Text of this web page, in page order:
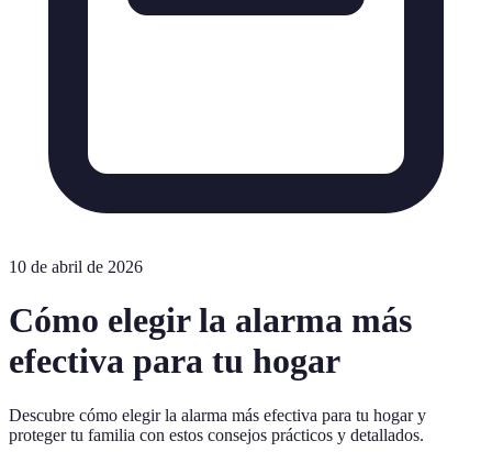
10 de abril de 2026
Cómo elegir la alarma más
efectiva para tu hogar
Descubre cómo elegir la alarma más efectiva para tu hogar y
proteger tu familia con estos consejos prácticos y detallados.